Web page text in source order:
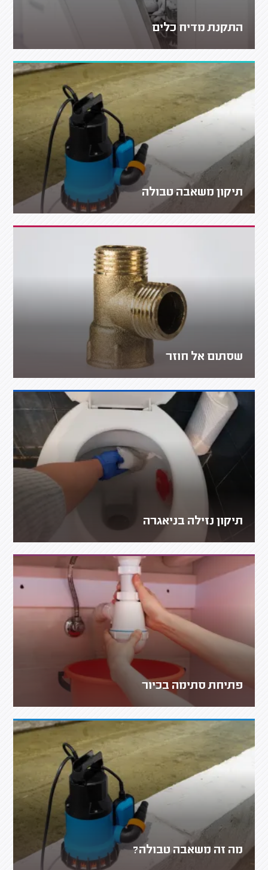
התקנת מדיח כלים
תיקון משאבה טבולה
שסתום אל חוזר
תיקון נזילה בניאגרה
פתיחת סתימה בכיור
מה זה משאבה טבולה?